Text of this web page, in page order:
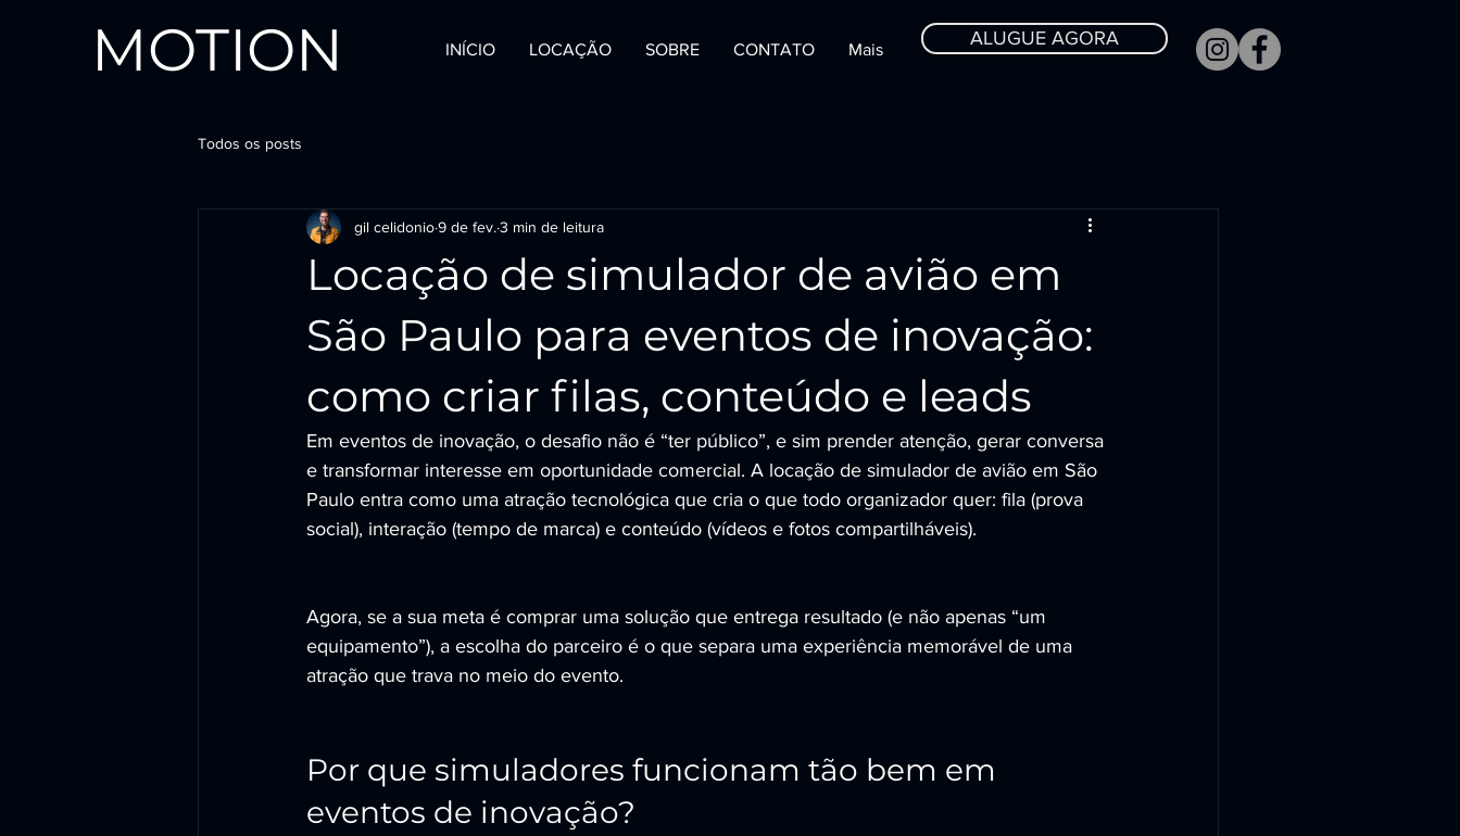
MOTION INÍCIO LOCAÇÃO SOBRE CONTATO Mais
ALUGUE AGORA
Todos os posts
Locação de simulador de avião em
São Paulo para eventos de inovação:
como criar filas, conteúdo e leads
gil celidonio9 de fev. 3 min de leitura
Em eventos de inovação, o desafio não é “ter público”, e sim prender atenção, gerar conversa
e transformar interesse em oportunidade comercial. A locação de simulador de avião em São
Paulo entra como uma atração tecnológica que cria o que todo organizador quer: fila (prova
social), interação (tempo de marca) e conteúdo (vídeos e fotos compartilháveis).
Agora, se a sua meta é comprar uma solução que entrega resultado (e não apenas “um
equipamento”), a escolha do parceiro é o que separa uma experiência memorável de uma
atração que trava no meio do evento.
Por que simuladores funcionam tão bem em
eventos de inovação?